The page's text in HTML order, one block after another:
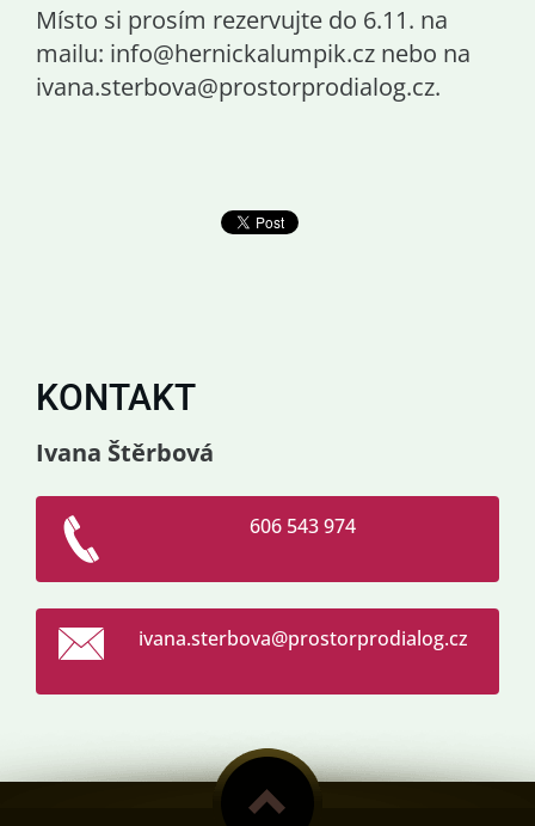
Místo si prosím rezervujte do 6.11. na
mailu: info@hernickalumpik.cz nebo na
ivana.sterbova@prostorprodialog.cz.
KONTAKT
Ivana Štěrbová
606 543 974
ivana.sterbova@prostorprodialog.cz